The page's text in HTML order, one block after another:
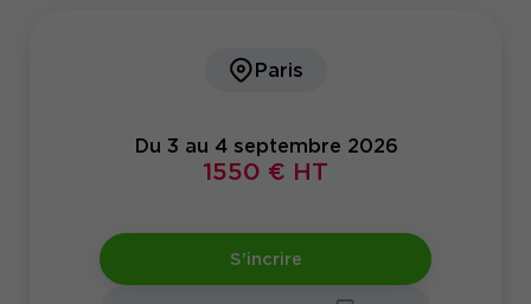
Paris
Du 3 au 4 septembre 2026
1550 € HT
S'incrire